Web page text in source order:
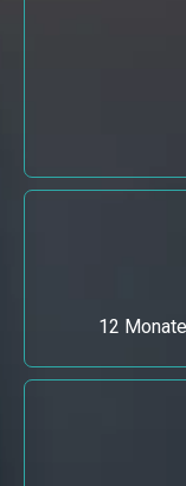
12